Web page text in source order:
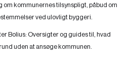
om kommunernes tilsynspligt, påbud om
ved ulovligt byggeri.
Bolius: Oversigter og guides til, hvad
uden at ansøge kommunen.